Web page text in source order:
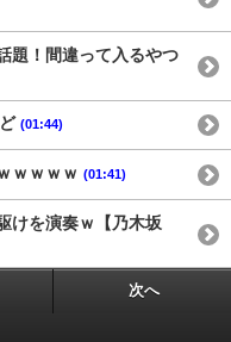
題！間違って入るやつ
(01:44)
ｗｗｗｗ (01:41)
けを演奏ｗ【乃木坂
次へ